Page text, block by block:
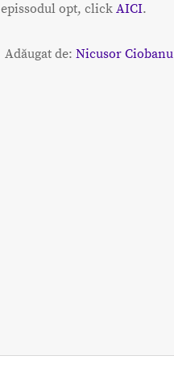
epissodul opt, click AICI.
Adăugat de: Nicusor Ciobanu